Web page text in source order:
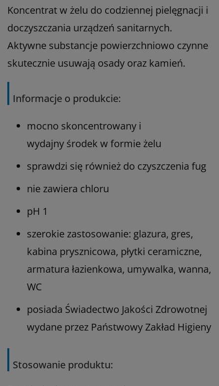
Koncentrat w żelu do codziennej pielęgnacji i
doczyszczania urządzeń sanitarnych.
Aktywne substancje powierzchniowo czynne
skutecznie usuwają osady oraz kamień.
Informacje o produkcie:
mocno skoncentrowany i
wydajny środek w formie żelu
sprawdzi się również do czyszczenia fug
nie zawiera chloru
pH 1
szerokie zastosowanie: glazura, gres,
kabina prysznicowa, płytki ceramiczne,
armatura łazienkowa, umywalka, wanna,
WC
posiada Świadectwo Jakości Zdrowotnej
wydane przez Państwowy Zakład Higieny
Stosowanie produktu: